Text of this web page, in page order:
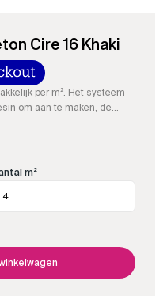
Cire 16 Khaki
per m². Het systeem
om aan te maken, de
matte PU-sealer.
m²